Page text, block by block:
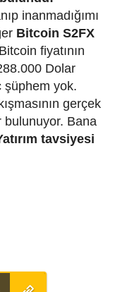
inanmadığımı
Bitcoin S2FX
fiyatının
Dolar
şüphem yok.
gerçek
Bana
tavsiyesi